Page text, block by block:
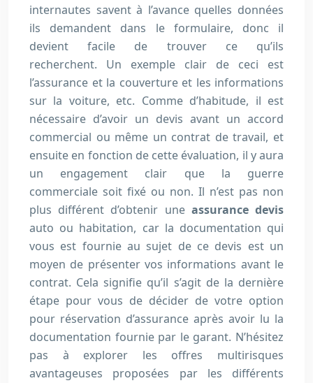
internautes savent à l’avance quelles données
ils demandent dans le formulaire, donc il
devient facile de trouver ce qu’ils
recherchent. Un exemple clair de ceci est
l’assurance et la couverture et les informations
sur la voiture, etc. Comme d’habitude, il est
nécessaire d’avoir un devis avant un accord
commercial ou même un contrat de travail, et
ensuite en fonction de cette évaluation, il y aura
un engagement clair que la guerre
commerciale soit fixé ou non. Il n’est pas non
plus différent d’obtenir une assurance devis
auto ou habitation, car la documentation qui
vous est fournie au sujet de ce devis est un
moyen de présenter vos informations avant le
contrat. Cela signifie qu’il s’agit de la dernière
étape pour vous de décider de votre option
pour réservation d’assurance après avoir lu la
documentation fournie par le garant. N’hésitez
pas à explorer les offres multirisques
avantageuses proposées par les différents